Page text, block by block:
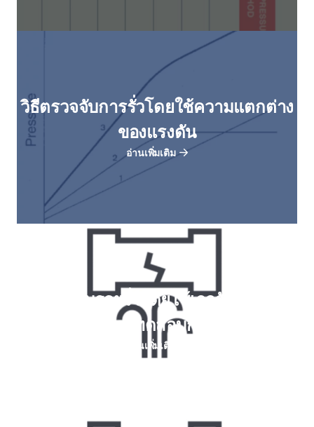
วิธีตรวจจับการรั่วโดยใช้ความแตกต่าง
ของแรงดัน
อ่านเพิ่มเติม
ตรวจสอบรอยรั่วโดยใช้เกจวัด การจุ่ม
ฟองอากาศ การทดสอบการฉีดพ่นโฟม
อ่านเพิ่มเติม